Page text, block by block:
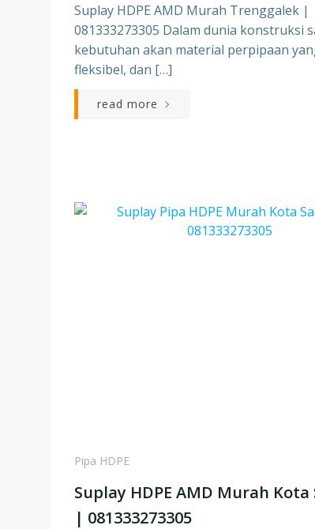
Suplay HDPE AMD Murah Trenggalek |
081333273305 Dalam dunia konstruksi
kebutuhan akan material perpipaan
fleksibel, dan […]
read more
Pipa HDPE
Suplay HDPE AMD Murah
| 081333273305